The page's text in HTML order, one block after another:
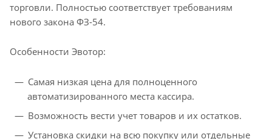
торговли. Полностью соответствует требованиям
нового закона ФЗ-54.
Особенности Эвотор:
Самая низкая цена для полноценного
автоматизированного места кассира.
Возможность вести учет товаров и их остатков.
Установка скидки на всю покупку или отдельные